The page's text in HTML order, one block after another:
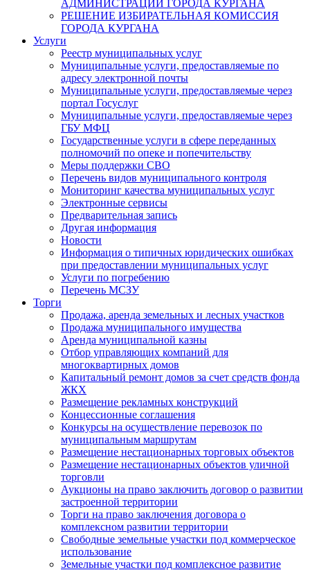
АДМИНИСТРАЦИИ ГОРОДА КУРГАНА
РЕШЕНИЕ ИЗБИРАТЕЛЬНАЯ КОМИССИЯ
ГОРОДА КУРГАНА
Услуги
Реестр муниципальных услуг
Муниципальные услуги, предоставляемые по
адресу электронной почты
Муниципальные услуги, предоставляемые через
портал Госуслуг
Муниципальные услуги, предоставляемые через
ГБУ МФЦ
Государственные услуги в сфере переданных
полномочий по опеке и попечительству
Меры поддержки СВО
Перечень видов муниципального контроля
Мониторинг качества муниципальных услуг
Электронные сервисы
Предварительная запись
Другая информация
Новости
Информация о типичных юридических ошибках
при предоставлении муниципальных услуг
Услуги по погребению
Перечень МСЗУ
Торги
Продажа, аренда земельных и лесных участков
Продажа муниципального имущества
Аренда муниципальной казны
Отбор управляющих компаний для
многоквартирных домов
Капитальный ремонт домов за счет средств фонда
ЖКХ
Размещение рекламных конструкций
Концессионные соглашения
Конкурсы на осуществление перевозок по
муниципальным маршрутам
Размещение нестационарных торговых объектов
Размещение нестационарных объектов уличной
торговли
Аукционы на право заключить договор о развитии
застроенной территории
Торги на право заключения договора о
комплексном развитии территории
Свободные земельные участки под коммерческое
использование
Земельные участки под комплексное развитие